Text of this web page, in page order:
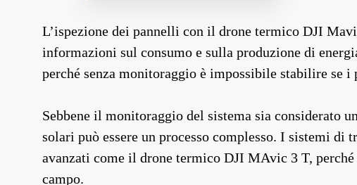
L’ispezione dei pannelli con il drone termico DJI
informazioni sul consumo e sulla produzione di
perché senza monitoraggio è impossibile stabilire se
Sebbene il monitoraggio del sistema sia
solari può essere un processo complesso. I sistemi di
avanzati come il drone termico DJI MAvic 3 T,
campo.